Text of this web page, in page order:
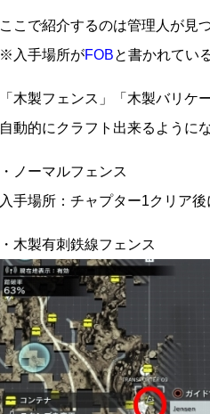
ここで紹介するのは管理人が見
※入手場所がFOBと書かれてい
「木製フェンス」「木製バリ
自動的にクラフト出来るように
・ノーマルフェンス
入手場所：チャプター1クリア
・木製有刺鉄線フェンス